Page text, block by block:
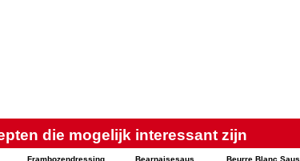
die mogelijk interessant zijn
Frambozendressing Bearnaisesaus Beurre Blanc Saus